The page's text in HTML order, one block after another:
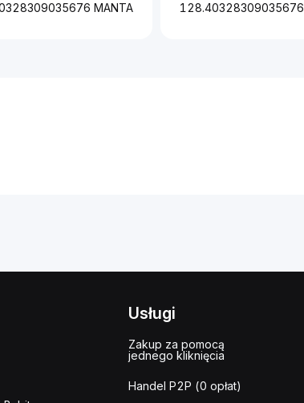
128.40328309035676
MANTA
Usługi
Zakup za pomocą
jednego kliknięcia
Handel P2P (0 opłat)